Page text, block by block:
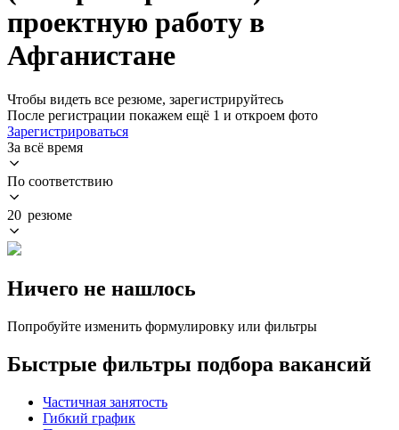
проектную работу в
Афганистане
Чтобы видеть все резюме, зарегистрируйтесь
После регистрации покажем ещё 1 и откроем фото
Зарегистрироваться
За всё время
По соответствию
20 резюме
Ничего не нашлось
Попробуйте изменить формулировку или фильтры
Быстрые фильтры подбора вакансий
Частичная занятость
Гибкий график